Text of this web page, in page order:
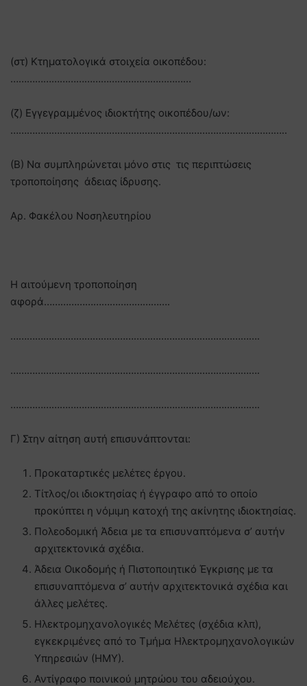
(στ) Κτηματολογικά στοιχεία οικοπέδου:
…………………………………………………………
(ζ) Εγγεγραμμένος ιδιοκτήτης οικοπέδου/ων:
………………………………………………………………………………………..
(Β) Να συμπληρώνεται μόνο στις τις περιπτώσεις
τροποποίησης άδειας ίδρυσης.
Αρ. Φακέλου Νοσηλευτηρίου
Η αιτούμενη τροποποίηση
αφορά……………………………………….
……………………………………………………………………………….
……………………………………………………………………………….
……………………………………………………………………………….
Γ) Στην αίτηση αυτή επισυνάπτονται:
Προκαταρτικές μελέτες έργου.
Τίτλος/οι ιδιοκτησίας ή έγγραφο από το οποίο
προκύπτει η νόμιμη κατοχή της ακίνητης ιδιοκτησίας.
Πολεοδομική Άδεια με τα επισυναπτόμενα σ’ αυτήν
αρχιτεκτονικά σχέδια.
Άδεια Οικοδομής ή Πιστοποιητικό Έγκρισης με τα
επισυναπτόμενα σ’ αυτήν αρχιτεκτονικά σχέδια και
άλλες μελέτες.
Ηλεκτρομηχανολογικές Μελέτες (σχέδια κλπ),
εγκεκριμένες από το Τμήμα Ηλεκτρομηχανολογικών
Υπηρεσιών (ΗΜΥ).
Αντίγραφο ποινικού μητρώου του αδειούχου.